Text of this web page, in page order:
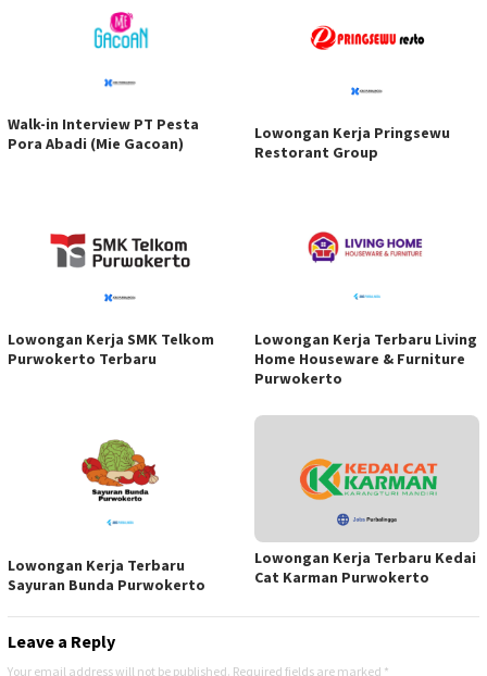
Walk-in Interview PT Pesta
Pora Abadi (Mie Gacoan)
Lowongan Kerja Pringsewu
Restorant Group
Lowongan Kerja SMK Telkom
Purwokerto Terbaru
Lowongan Kerja Terbaru Living
Home Houseware & Furniture
Purwokerto
Lowongan Kerja Terbaru
Sayuran Bunda Purwokerto
Lowongan Kerja Terbaru Kedai
Cat Karman Purwokerto
Leave a Reply
Your email address will not be published. Required fields are marked *